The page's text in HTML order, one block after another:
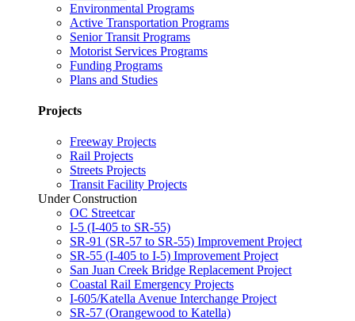
Environmental Programs
Active Transportation Programs
Senior Transit Programs
Motorist Services Programs
Funding Programs
Plans and Studies
Projects
Freeway Projects
Rail Projects
Streets Projects
Transit Facility Projects
Under Construction
OC Streetcar
I-5 (I-405 to SR-55)
SR-91 (SR-57 to SR-55) Improvement Project
SR-55 (I-405 to I-5) Improvement Project
San Juan Creek Bridge Replacement Project
Coastal Rail Emergency Projects
I-605/Katella Avenue Interchange Project
SR-57 (Orangewood to Katella)